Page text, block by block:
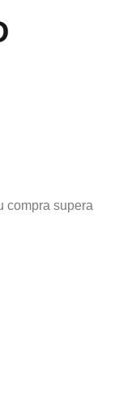
compra supera